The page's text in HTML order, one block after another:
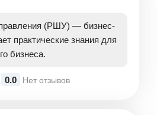
(РШУ) — бизнес-
практические знания для
бизнеса.
0.0 Нет отзывов